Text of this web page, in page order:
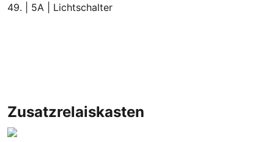
49. | 5A | Lichtschalter
Zusatzrelaiskasten